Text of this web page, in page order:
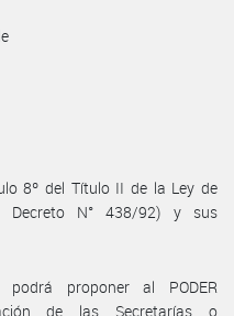
8º del Título II de la Ley de
Decreto N° 438/92) y sus
podrá proponer al PODER
de las Secretarías o